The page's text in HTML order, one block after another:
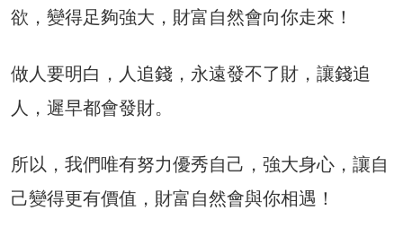
欲，變得足夠強大，財富自然會向你走來！
做人要明白，人追錢，永遠發不了財，讓錢追
人，遲早都會發財。
所以，我們唯有努力優秀自己，強大身心，讓自
己變得更有價值，財富自然會與你相遇！